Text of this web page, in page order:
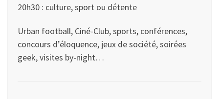
20h30 : culture, sport ou détente
Urban football, Ciné-Club, sports, conférences,
concours d’éloquence, jeux de société, soirées
geek, visites by-night…